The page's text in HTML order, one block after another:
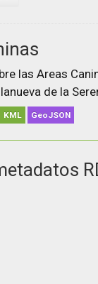
las Areas
de la
KML GeoJSON